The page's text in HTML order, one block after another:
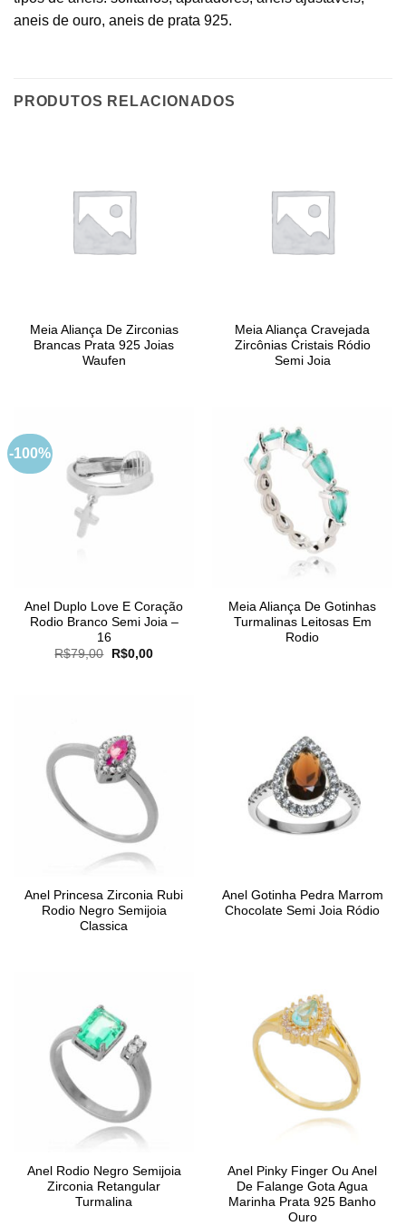
aneis de ouro, aneis de prata 925.
PRODUTOS RELACIONADOS
Meia Aliança De Zirconias
Brancas Prata 925 Joias
Waufen
Meia Aliança Cravejada
Zircônias Cristais Ródio
Semi Joia
-100%
Anel Duplo Love E Coração
Rodio Branco Semi Joia –
16
R$79,00
O
R$0,00O
Meia Aliança De Gotinhas
Turmalinas Leitosas Em
Rodio
Anel Princesa Zirconia Rubi
Rodio Negro Semijoia
Classica
Anel Gotinha Pedra Marrom
Chocolate Semi Joia Ródio
Anel Rodio Negro Semijoia
Zirconia Retangular
Turmalina
Anel Pinky Finger Ou Anel
De Falange Gota Agua
Marinha Prata 925 Banho
Ouro